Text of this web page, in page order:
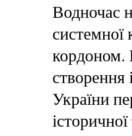
Водночас
системної
кордоном.
створення
України
історичної